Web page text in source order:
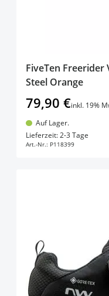
FiveTen Freerider
Steel Orange
79,90 €inkl. 19%
Auf Lager.
Lieferzeit: 2-3 Tage
Art.-Nr.: P118399